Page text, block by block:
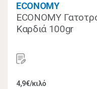
ECONOMY
ECONOMY
Καρδιά 100gr
4,9€/κιλό